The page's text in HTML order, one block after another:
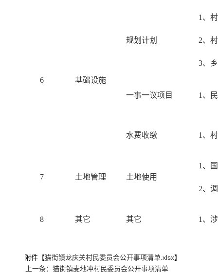
6 基础设施
规划计划
1、
2、
3、
一事一议项目 1、
水费收缴 1、
7 土地管理 土地使用
1、
2、
8 其它 其它 1、
附件【猫街镇龙庆关村民委员会公开事项清单.xlsx】
上一条：猫街镇麦地冲村民委员会公开事项清单